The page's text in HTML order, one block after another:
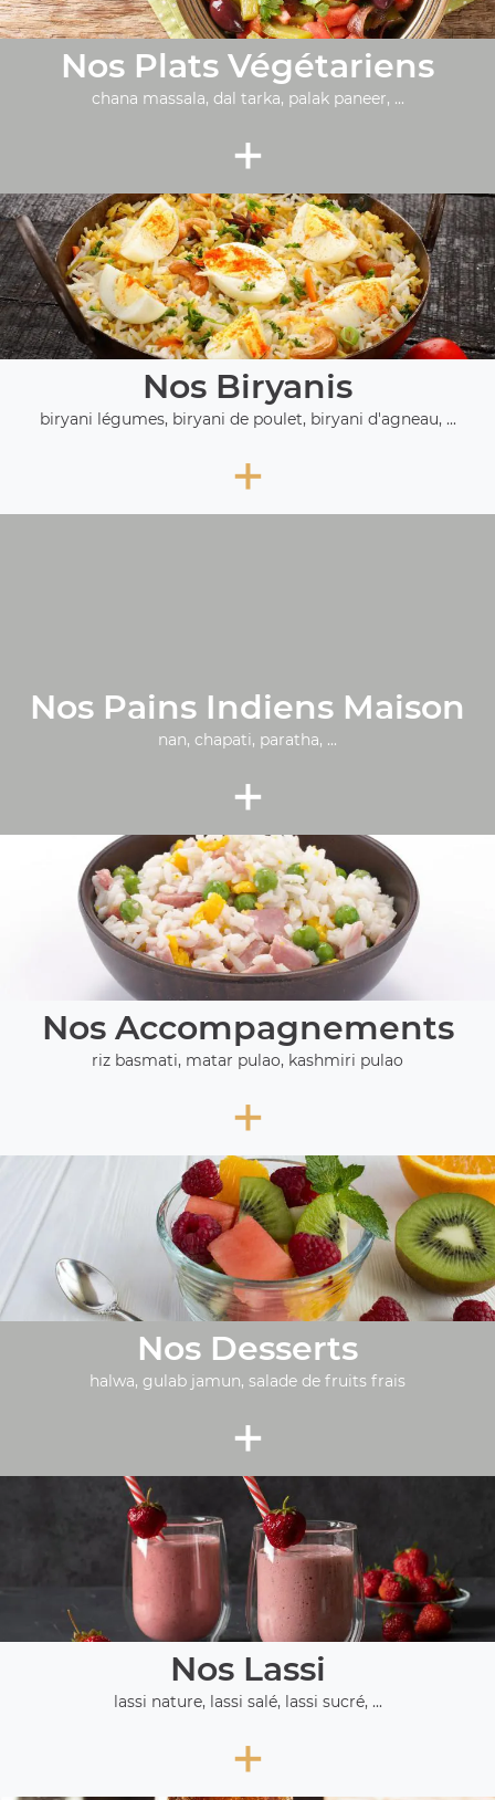
Nos Plats Végétariens
chana massala, dal tarka, palak paneer, ...
+
Nos Biryanis
biryani légumes, biryani de poulet, biryani d'agneau, ...
+
Nos Pains Indiens Maison
nan, chapati, paratha, ...
+
Nos Accompagnements
riz basmati, matar pulao, kashmiri pulao
+
Nos Desserts
halwa, gulab jamun, salade de fruits frais
+
Nos Lassi
lassi nature, lassi salé, lassi sucré, ...
+